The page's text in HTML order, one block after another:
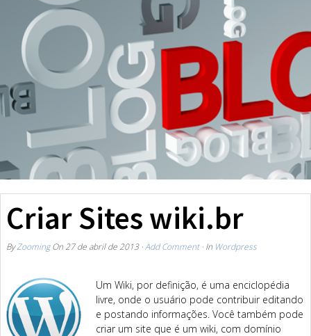
Criar Sites wiki.br
ByZoomingOn 27 de abril de 2013· Add Comment· In Wordpress
Um Wiki, por definição, é uma enciclopédia
livre, onde o usuário pode contribuir editando
e postando informações. Você também pode
criar um site que é um wiki, com domínio